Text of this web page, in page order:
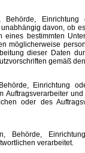
davon, ob
bestimmten
möglicherweise
dieser Daten
gemäß
Einrichtung
Auftragsverarbeiter
oder des
Behörde,
verarbeitet.